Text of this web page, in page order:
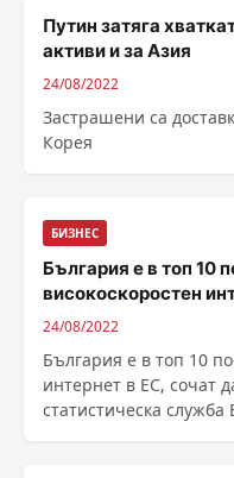
алтернатива на на...
Путин затяга
активи и за Азия
24/08/2022
Застрашени са
Корея
БИЗНЕС
България е в топ 10
високоскоростен
24/08/2022
България е в топ 10
интернет в ЕС, сочат
статистическа